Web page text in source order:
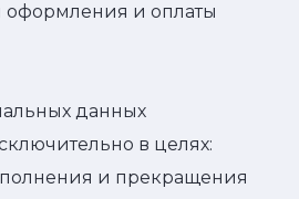
и оплаты
данных
в целях:
и прекращения